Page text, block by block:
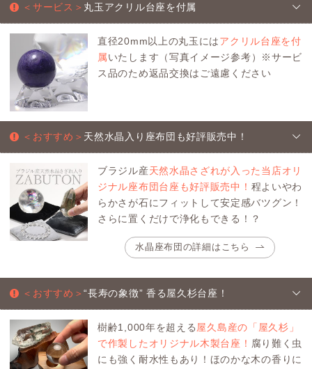
＜サービス＞ 丸玉アクリル台座を付属
直径20mm以上の丸玉にはアクリル台座を付
属いたします（写真イメージ参考）※サービ
ス品のため返品交換はご遠慮ください
＜おすすめ＞ 天然水晶入り座布団も好評販売中！
ブラジル産天然水晶さざれが入った当店オリ
ジナル座布団台座も好評販売中！ 程よいやわ
らかさが石にフィットして安定感バツグン！
さらに置くだけで浄化もできる！？
水晶座布団の詳細はこちら
＜おすすめ＞“長寿の象徴” 香る屋久杉台座！
樹齢1,000年を超える屋久島産の「屋久杉」
で作製したオリジナル木製台座！ 腐り難く虫
にも強く耐水性もあり！ほのかな木の香りに